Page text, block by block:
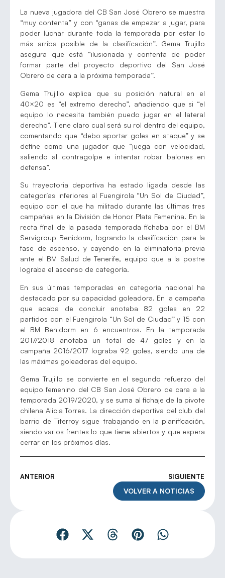
La nueva jugadora del CB San José Obrero se muestra
“muy contenta” y con “ganas de empezar a jugar, para
poder luchar durante toda la temporada por estar lo
más arriba posible de la clasificación”. Gema Trujillo
asegura que está “ilusionada y contenta de poder
formar parte del proyecto deportivo del San José
Obrero de cara a la próxima temporada”.
Gema Trujillo explica que su posición natural en el
40×20 es “el extremo derecho”, añadiendo que si “el
equipo lo necesita también puedo jugar en el lateral
derecho”. Tiene claro cual será su rol dentro del equipo,
comentando que “debo aportar goles en ataque” y se
define como una jugador que “juega con velocidad,
saliendo al contragolpe e intentar robar balones en
defensa”.
Su trayectoria deportiva ha estado ligada desde las
categorías inferiores al Fuengirola “Un Sol de Ciudad”,
equipo con el que ha militado durante las últimas tres
campañas en la División de Honor Plata Femenina. En la
recta final de la pasada temporada fichaba por el BM
Servigroup Benidorm, logrando la clasificación para la
fase de ascenso, y cayendo en la eliminatoria previa
ante el BM Salud de Tenerife, equipo que a la postre
lograba el ascenso de categoría.
En sus últimas temporadas en categoría nacional ha
destacado por su capacidad goleadora. En la campaña
que acaba de concluir anotaba 82 goles en 22
partidos con el Fuengirola “Un Sol de Ciudad” y 15 con
el BM Benidorm en 6 encuentros. En la temporada
2017/2018 anotaba un total de 47 goles y en la
campaña 2016/2017 lograba 92 goles, siendo una de
las máximas goleadoras del equipo.
Gema Trujillo se convierte en el segundo refuerzo del
equipo femenino del CB San José Obrero de cara a la
temporada 2019/2020, y se suma al fichaje de la pivote
chilena Alicia Torres. La dirección deportiva del club del
barrio de Titerroy sigue trabajando en la planificación,
siendo varios frentes lo que tiene abiertos y que espera
cerrar en los próximos días.
ANTERIOR SIGUIENTE
VOLVER A NOTICIAS